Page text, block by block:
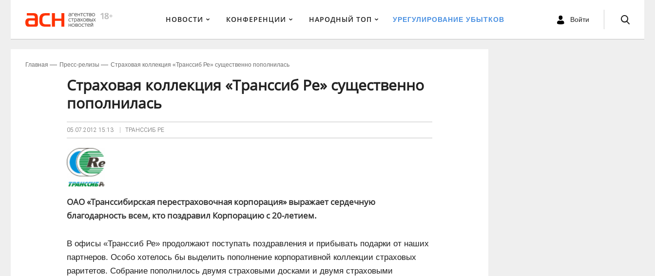
НОВОСТИ КОНФЕРЕНЦИИ НАРОДНЫЙ ТОП УРЕГУЛИРОВАНИЕ УБЫТКОВ Войти
Главная Пресс-релизы Страховая коллекция «Транссиб Ре» существенно пополнилась
Страховая коллекция «Транссиб Ре» существенно
пополнилась
05.07.2012 15:13 ТРАНССИБ РЕ
ОАО «Транссибирская перестраховочная корпорация» выражает сердечную
благодарность всем, кто поздравил Корпорацию с 20-летием.
В офисы «Транссиб Ре» продолжают поступать поздравления и прибывать подарки от наших
партнеров. Особо хотелось бы выделить пополнение корпоративной коллекции страховых
раритетов. Собрание пополнилось двумя страховыми досками и двумя страховыми